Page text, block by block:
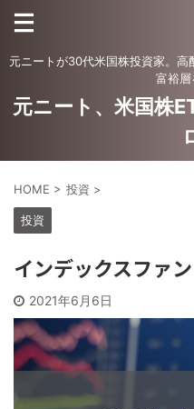
元ニートが30代米国株投資家。
富裕層
元ニート、米国株
HOME > 投資 >
投資
インデックスファ
2021年6月6日